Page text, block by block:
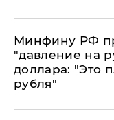
Минфину РФ
"давление на
доллара: "Это
рубля"